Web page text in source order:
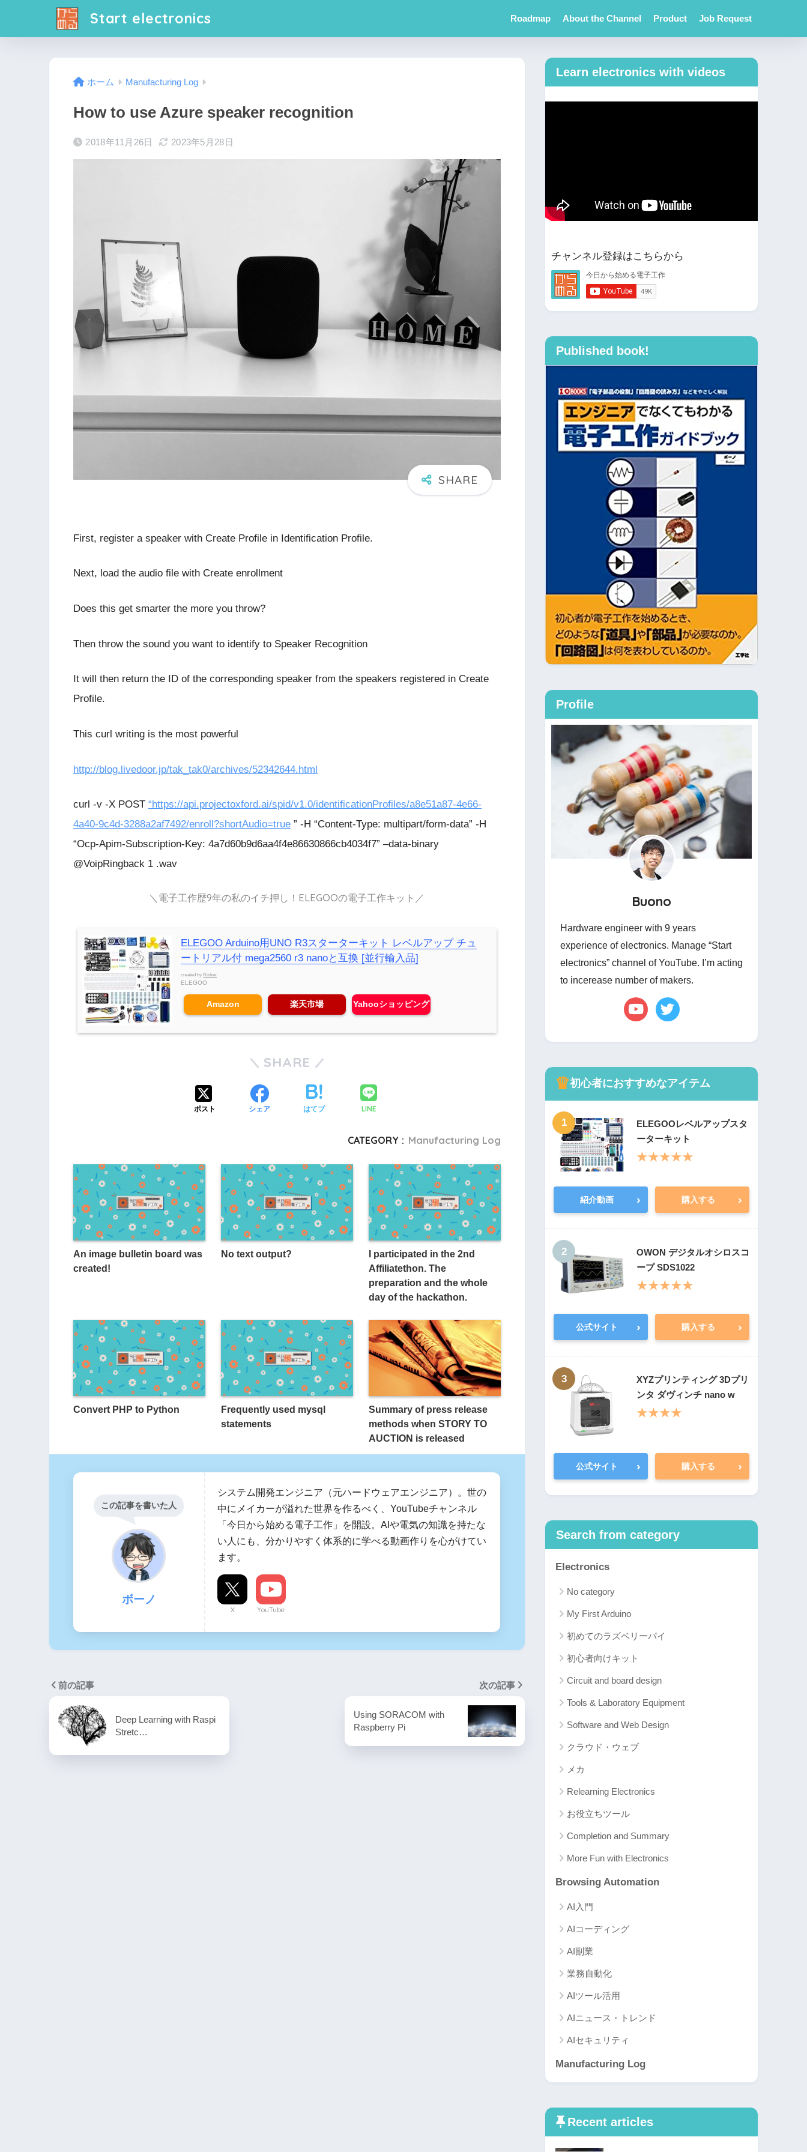
Start electronics Roadmap About the Channel Product Job Request
ホーム Manufacturing Log
How to use Azure speaker recognition
2018年11月26日 2023年5月28日
First, register a speaker with Create Profile in Identification Profile.
Next, load the audio file with Create enrollment
Does this get smarter the more you throw?
Then throw the sound you want to identify to Speaker Recognition
It will then return the ID of the corresponding speaker from the speakers registered in Create
Profile.
This curl writing is the most powerful
http://blog.livedoor.jp/tak_tak0/archives/52342644.html
curl -v -X POST “https://api.projectoxford.ai/spid/v1.0/identificationProfiles/a8e51a87-4e66-
4a40-9c4d-3288a2af7492/enroll?shortAudio=true ” -H “Content-Type: multipart/form-data” -H
“Ocp-Apim-Subscription-Key: 4a7d60b9d6aa4f4e86630866cb4034f7” –data-binary
@VoipRingback 1 .wav
＼電子工作歴9年の私のイチ押し！ELEGOOの電子工作キット／
ELEGOO Arduino用UNO R3スターターキット レベルアップ チュ
ートリアル付 mega2560 r3 nanoと互換 [並行輸入品]
created by Rinker
ELEGOO
Amazon 楽天市場 Yahooショッピング
SHARE
ポスト シェア はてブ LINE
CATEGORY : Manufacturing Log
An image bulletin board was
created!
No text output?
I participated in the 2nd
Affiliatethon. The
preparation and the whole
day of the hackathon.
Convert PHP to Python
Frequently used mysql
statements
Summary of press release
methods when STORY TO
AUCTION is released
この記事を書いた人
ボーノ
システム開発エンジニア（元ハードウェアエンジニア）。世の
中にメイカーが溢れた世界を作るべく、YouTubeチャンネル
「今日から始める電子工作」を開設。AIや電気の知識を持たな
い人にも、分かりやすく体系的に学べる動画作りを心がけてい
ます。
X YouTube
前の記事
Deep Learning with Raspi
Stretc…
次の記事
Using SORACOM with
Raspberry Pi
Learn electronics with videos
チャンネル登録はこちらから
Published book!
Profile
Buono
Hardware engineer with 9 years
experience of electronics. Manage “Start
electronics” channel of YouTube. I’m acting
to incerease number of makers.
♛初心者におすすめなアイテム
1
ELEGOOレベルアップスタ
ーターキット
★★★★★
紹介動画 › 購入する ›
2
OWON デジタルオシロスコ
ープ SDS1022
★★★★★
公式サイト › 購入する ›
3
XYZプリンティング 3Dプリ
ンタ ダヴィンチ nano w
★★★★
公式サイト › 購入する ›
Search from category
Electronics
No category
My First Arduino
初めてのラズベリーパイ
初心者向けキット
Circuit and board design
Tools & Laboratory Equipment
Software and Web Design
クラウド・ウェブ
メカ
Relearning Electronics
お役立ちツール
Completion and Summary
More Fun with Electronics
Browsing Automation
AI入門
AIコーディング
AI副業
業務自動化
AIツール活用
AIニュース・トレンド
AIセキュリティ
Manufacturing Log
Recent articles